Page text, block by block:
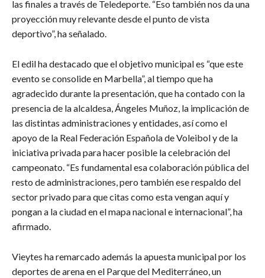
las finales a través de Teledeporte. “Eso también nos da una
proyección muy relevante desde el punto de vista
deportivo”, ha señalado.
El edil ha destacado que el objetivo municipal es “que este
evento se consolide en Marbella”, al tiempo que ha
agradecido durante la presentación, que ha contado con la
presencia de la alcaldesa, Ángeles Muñoz, la implicación de
las distintas administraciones y entidades, así como el
apoyo de la Real Federación Española de Voleibol y de la
iniciativa privada para hacer posible la celebración del
campeonato. “Es fundamental esa colaboración pública del
resto de administraciones, pero también ese respaldo del
sector privado para que citas como esta vengan aquí y
pongan a la ciudad en el mapa nacional e internacional”, ha
afirmado.
Vieytes ha remarcado además la apuesta municipal por los
deportes de arena en el Parque del Mediterráneo, un